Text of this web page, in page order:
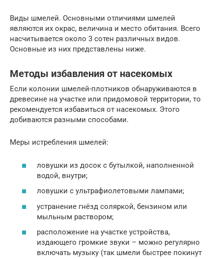
Виды шмелей. Основными отличиями шмелей
являются их окрас, величина и место обитания. Всего
насчитывается около 3 сотен различных видов.
Основные из них представлены ниже.
Методы избавления от насекомых
Если колонии шмелей-плотников обнаруживаются в
древесине на участке или придомовой территории, то
рекомендуется избавиться от насекомых. Этого
добиваются разными способами.
Меры истребления шмелей:
ловушки из досок с бутылкой, наполненной
водой, внутри;
ловушки с ультрафиолетовыми лампами;
устранение гнёзд соляркой, бензином или
мыльным раствором;
расположение на участке устройства,
издающего громкие звуки – можно регулярно
включать музыку (так шмели быстрее покинут